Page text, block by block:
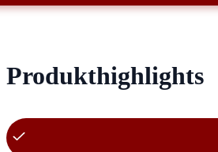
Produkthighlights